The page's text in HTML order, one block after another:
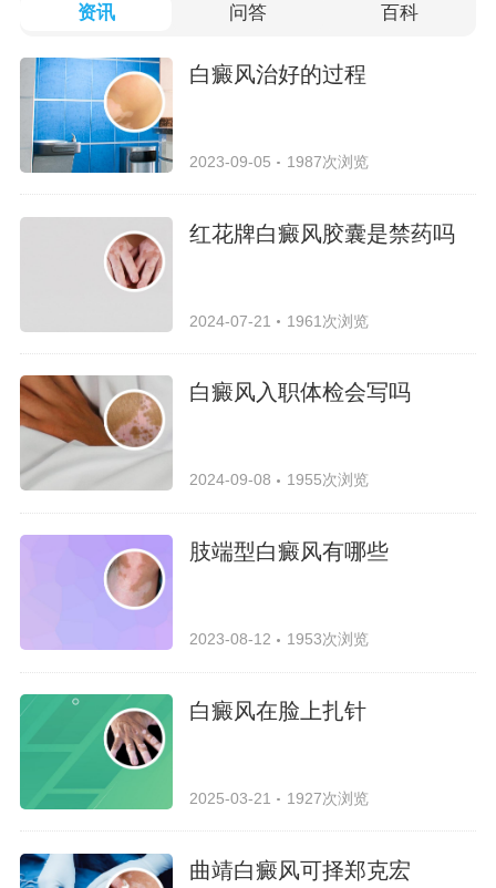
资讯 问答 百科
白癜风治好的过程
2023-09-05 1987次浏览
红花牌白癜风胶囊是禁药吗
2024-07-21 1961次浏览
白癜风入职体检会写吗
2024-09-08 1955次浏览
肢端型白癜风有哪些
2023-08-12 1953次浏览
白癜风在脸上扎针
2025-03-21 1927次浏览
曲靖白癜风可择郑克宏